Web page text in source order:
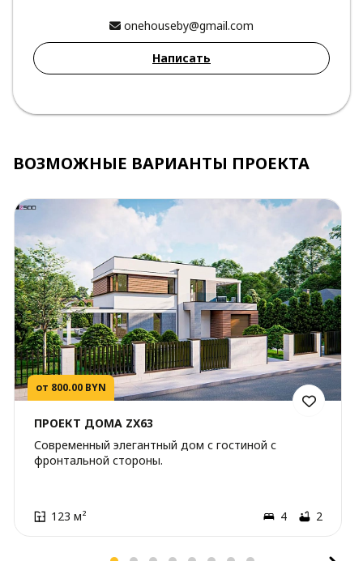
onehouseby@gmail.com
Написать
ВОЗМОЖНЫЕ ВАРИАНТЫ ПРОЕКТА
от 800.00 BYN
ПРОЕКТ ДОМА ZX63
Современный элегантный дом с гостиной с
фронтальной стороны.
123 м² 4 2